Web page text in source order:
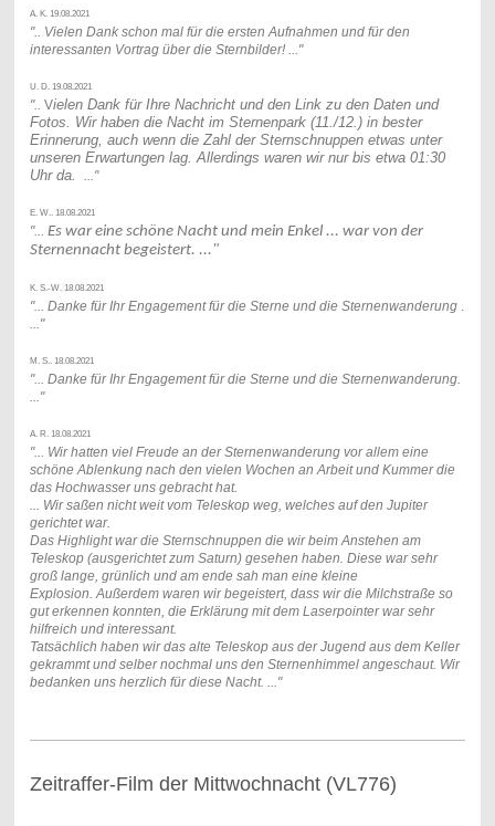
A. K. 19.08.2021
".. Vielen Dank schon mal für die ersten Aufnahmen und für den
interessanten Vortrag über die Sternbilder!
..."
U. D. 19.08.2021
".. Vielen Dank für Ihre Nachricht und den Link zu den Daten und
Fotos. Wir haben die Nacht im Sternenpark (11./12.) in bester
Erinnerung, auch wenn die Zahl der Sternschnuppen etwas unter
unseren Erwartungen lag. Allerdings waren wir nur bis etwa 01:30
Uhr da.
..."
E. W.. 18.08.2021
"... Es war eine schöne Nacht und mein Enkel ... war von der
Sternennacht begeistert. ..."
K. S.-W. 18.08.2021
"... Danke für Ihr Engagement für die Sterne und die Sternenwanderung.
..."
M. S.. 18.08.2021
"... Danke für Ihr Engagement für die Sterne und die Sternenwanderung.
..."
A. R. 18.08.2021
"... Wir hatten viel Freude an der Sternenwanderung vor allem eine
schöne Ablenkung nach den vielen Wochen an Arbeit und Kummer die
das Hochwasser uns gebracht hat.
... Wir saßen nicht weit vom Teleskop weg, welches auf den Jupiter
gerichtet war.
Das Highlight war die Sternschnuppen die wir beim Anstehen am
Teleskop (ausgerichtet zum Saturn) gesehen haben. Diese war sehr
groß lange, grünlich und am ende sah man eine kleine
Explosion. Außerdem waren wir begeistert, dass wir die Milchstraße so
gut erkennen konnten, die Erklärung mit dem Laserpointer war sehr
hilfreich und interessant.
Tatsächlich haben wir das alte Teleskop aus der Jugend aus dem Keller
gekrammt und selber nochmal uns den Sternenhimmel angeschaut. Wir
bedanken uns herzlich für diese Nacht.
..."
Zeitraffer-Film der Mittwochnacht (VL776)